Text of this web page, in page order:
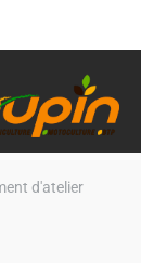
d'atelier